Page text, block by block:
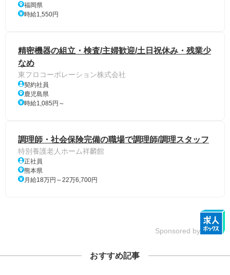
福岡県
時給1,550円
精密機器の組立・検査/主婦歓迎/土日祝休み・残業少
なめ
東フロコーポレーション株式会社
契約社員
鹿児島県
時給1,085円～
調理師・社会保険完備の職場で調理師/調理スタッフ
特別養護老人ホーム祥麟館
正社員
熊本県
月給18万円～22万6,700円
Sponsored by
おすすめ記事